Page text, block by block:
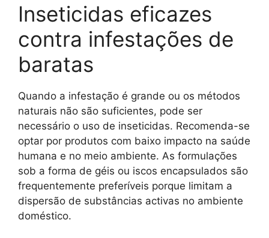
Inseticidas eficazes
contra infestações de
baratas
Quando a infestação é grande ou os métodos
naturais não são suficientes, pode ser
necessário o uso de inseticidas. Recomenda-se
optar por produtos com baixo impacto na saúde
humana e no meio ambiente. As formulações
sob a forma de géis ou iscos encapsulados são
frequentemente preferíveis porque limitam a
dispersão de substâncias activas no ambiente
doméstico.